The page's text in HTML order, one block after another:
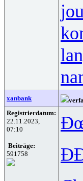
xanbank
Registrierdatum:
22.11.2023,
07:10
Beiträge:
591758